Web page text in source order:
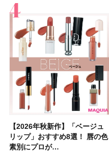
【2026年秋新作】「ベージュ
リップ」おすすめ8選！ 唇の色
素別にプロが…
【2026夏】「シートマスク・
パック」ランキングTOP5！＜
マキアビュー…
【2026年秋新作】「ベージュ
リップ」おすすめ8選！ 唇の色
素別にプロが…
【ニベア】美容液リップクリー
ム＆ボディスクラブが新登場！
大人気の色付き…
【2026夏】「インナーケア・
サプリ」ランキングTOP5！＜
美容マニア集…
【最新】髪のうねり・広がり・
くせ毛におすすめのシャンプー
17選
【2026年8月の一粒万倍日】お
すすめの開運コスメ＆美容アイ
テム10選！
【ジョー マローン ロンドン】
大人気フレグランス「ウッド
セージ ＆ シ…